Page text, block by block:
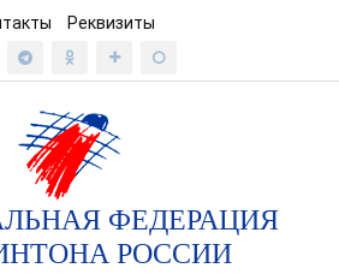
Реквизиты
ФЕДЕРАЦИЯ
РОССИИ